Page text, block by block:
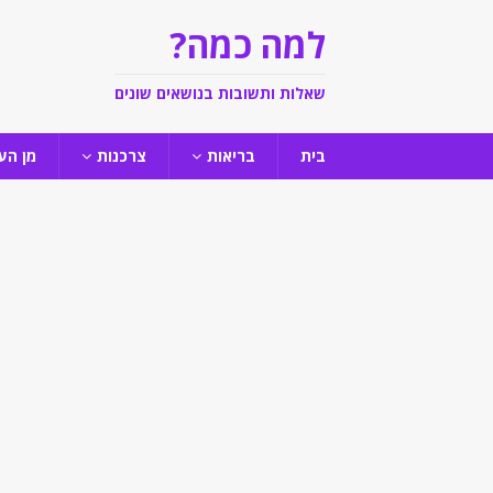
למה כמה?
שאלות ותשובות בנושאים שונים
בית בריאות צרכנות מן